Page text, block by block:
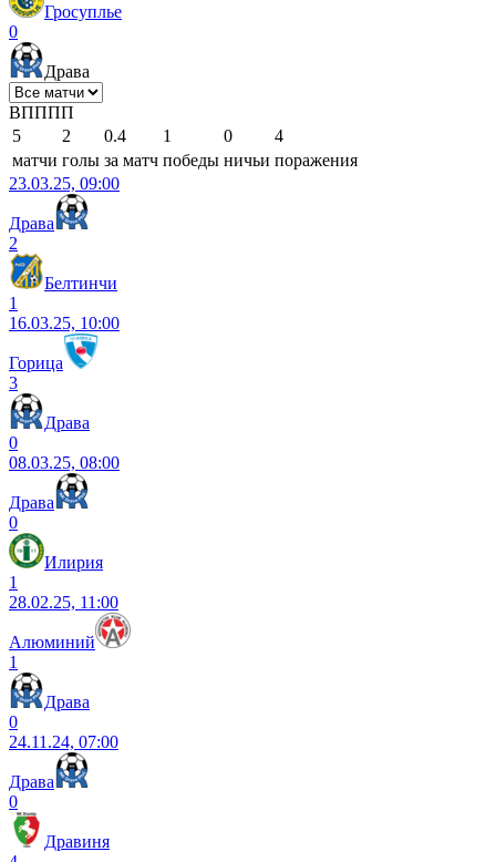
Гросуплье
0
Драва
ВПППП
5
2 0.4 1 0
4
матчи голы за матч победы ничьи поражения
23.03.25, 09:00
Драва
2
Белтинчи
1
16.03.25, 10:00
Горица
3
Драва
0
08.03.25, 08:00
Драва
0
Илирия
1
28.02.25, 11:00
Алюминий
1
Драва
0
24.11.24, 07:00
Драва
0
Дравиня